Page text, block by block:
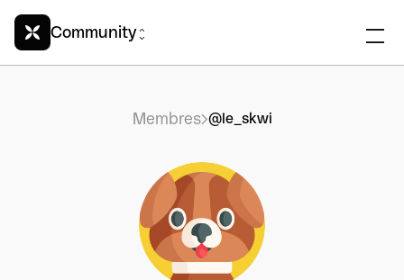
Community
Membres @le_skwi